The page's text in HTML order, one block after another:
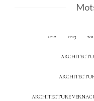
2012 2013
ARCHITECTURE